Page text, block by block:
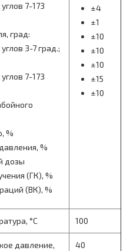
7-173
град:
3-7 град.;
7-173
%
%
дозы
(ГК), %
(ВК), %
±4
±1
±10
±10
±10
±15
±10
°С 100
давление,
40